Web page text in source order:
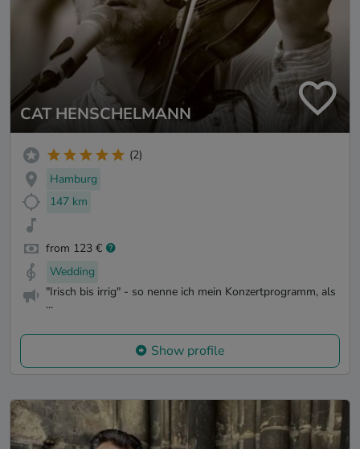
CAT HENSCHELMANN
(2)
Hamburg
147 km
from 123 €
Wedding
"Irisch bis irrig" - so nenne ich mein Konzertprogramm, als
...
Show profile